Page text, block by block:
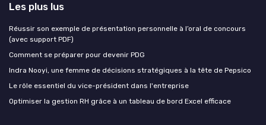
Les plus lus
Réussir son exemple de présentation personnelle à l’oral de concours
(avec support PDF)
Comment se préparer pour devenir PDG
Indra Nooyi, une femme de décisions stratégiques à la tête de Pepsico
Le rôle essentiel du vice-président dans l'entreprise
Optimiser la gestion RH grâce à un tableau de bord Excel efficace